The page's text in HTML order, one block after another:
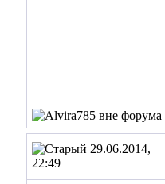
29.06.2014,
22:49